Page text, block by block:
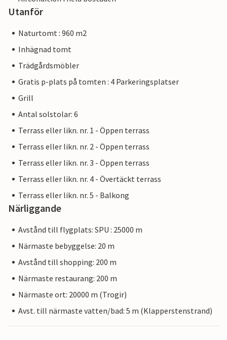
Utanför
Naturtomt : 960 m2
Inhägnad tomt
Trädgårdsmöbler
Gratis p-plats på tomten : 4 Parkeringsplatser
Grill
Antal solstolar: 6
Terrass eller likn. nr. 1 - Öppen terrass
Terrass eller likn. nr. 2 - Öppen terrass
Terrass eller likn. nr. 3 - Öppen terrass
Terrass eller likn. nr. 4 - Övertäckt terrass
Terrass eller likn. nr. 5 - Balkong
Närliggande
Avstånd till flygplats: SPU : 25000 m
Närmaste bebyggelse: 20 m
Avstånd till shopping: 200 m
Närmaste restaurang: 200 m
Närmaste ort: 20000 m (Trogir)
Avst. till närmaste vatten/bad: 5 m (Klapperstenstrand)